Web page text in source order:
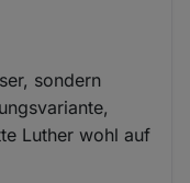
sondern
Luther wohl auf